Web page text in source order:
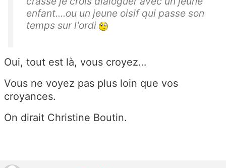
enfant....ou un jeune oisif qui passe son
temps sur l'ordi
Oui, tout est là, vous croyez…
Vous ne voyez pas plus loin que vos
croyances.
On dirait Christine Boutin.